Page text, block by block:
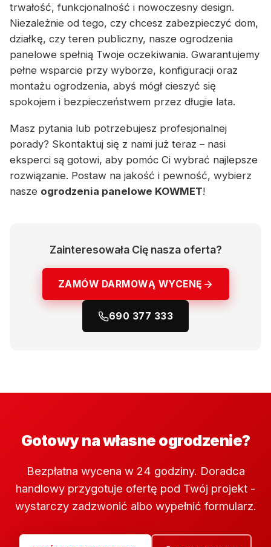
trwałość, funkcjonalność i nowoczesny design.
Niezależnie od tego, czy chcesz zabezpieczyć dom,
działkę, czy teren publiczny, nasze ogrodzenia
panelowe spełnią Twoje oczekiwania. Gwarantujemy
pełne wsparcie przy wyborze, konfiguracji oraz
montażu ogrodzenia, abyś mógł cieszyć się
spokojem i bezpieczeństwem przez długie lata.
Masz pytania lub potrzebujesz profesjonalnej
porady? Skontaktuj się z nami już teraz – nasi
eksperci są gotowi, aby pomóc Ci wybrać najlepsze
rozwiązanie. Postaw na jakość i pewność, wybierz
nasze ogrodzenia panelowe KOWMET!
Zainteresowała Cię nasza oferta?
ZAMÓW DARMOWĄ WYCENĘ
690 377 333
Gotowy na własne ogrodzenie?
Bezpłatna wycena w 24 godziny. Doradca
handlowy przygotuje ofertę pod Twój projekt -
wystarczy zadzwonić albo wypełnić formularz.